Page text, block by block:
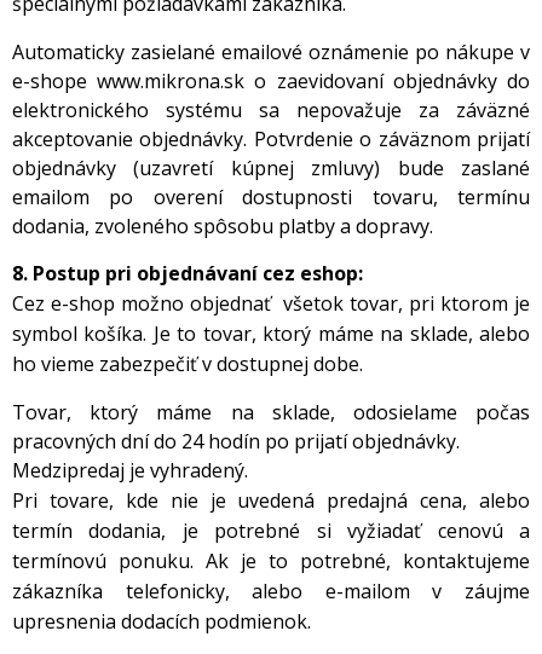
Automaticky zasielané emailové oznámenie po nákupe v
e-shope www.mikrona.sk o zaevidovaní objednávky do
elektronického systému sa nepovažuje za záväzné
akceptovanie objednávky. Potvrdenie o záväznom prijatí
objednávky (uzavretí kúpnej zmluvy) bude zaslané
emailom po overení dostupnosti tovaru, termínu
dodania, zvoleného spôsobu platby a dopravy.
8. Postup pri objednávaní cez eshop:
Cez e-shop možno objednať všetok tovar, pri ktorom je
symbol košíka. Je to tovar, ktorý máme na sklade, alebo
ho vieme zabezpečiť v dostupnej dobe.
Tovar, ktorý máme na sklade, odosielame počas
pracovných dní do 24 hodín po prijatí objednávky.
Medzipredaj je vyhradený.
Pri tovare, kde nie je uvedená predajná cena, alebo
termín dodania, je potrebné si vyžiadať cenovú a
termínovú ponuku. Ak je to potrebné, kontaktujeme
zákazníka telefonicky, alebo e-mailom v záujme
upresnenia dodacích podmienok.